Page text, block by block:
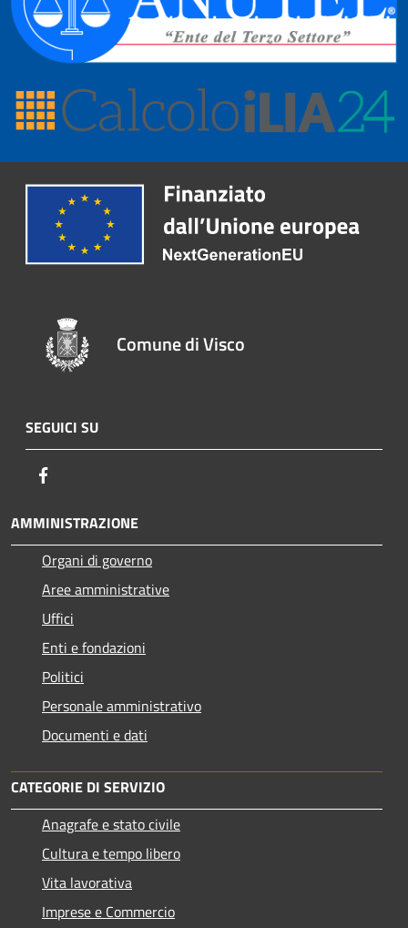
Comune di Visco
SEGUICI SU
AMMINISTRAZIONE
Organi di governo
Aree amministrative
Uffici
Enti e fondazioni
Politici
Personale amministrativo
Documenti e dati
CATEGORIE DI SERVIZIO
Anagrafe e stato civile
Cultura e tempo libero
Vita lavorativa
Imprese e Commercio